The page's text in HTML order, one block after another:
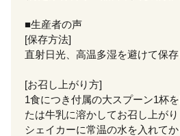
■生産者の声
[保存方法]
直射日光、高温多湿を避けて保
[お召し上がり方]
1食につき付属の大スプーン1杯
たは牛乳に溶かしてお召し上がり
シェイカーに常温の水を入れて